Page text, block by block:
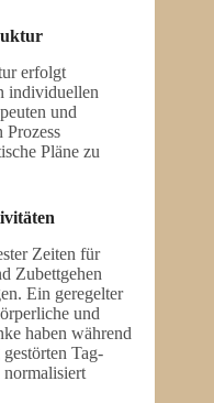
erfolgt
individuellen
und
Prozess
Pläne zu
Zeiten für
Zubettgehen
Ein geregelter
und
haben während
Tag-